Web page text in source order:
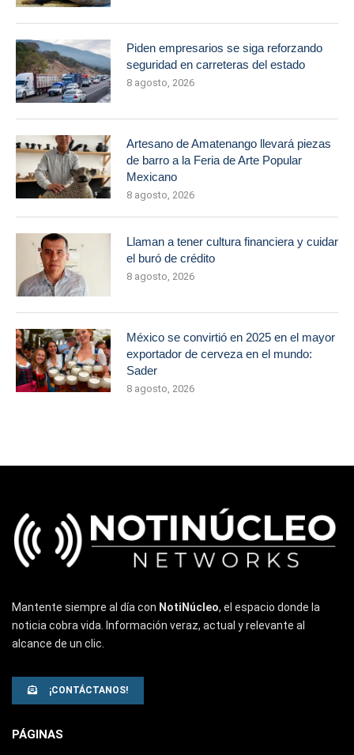
Piden empresarios se siga reforzando
seguridad en carreteras del estado
8 agosto, 2026
Artesano de Amatenango llevará piezas
de barro a la Feria de Arte Popular
Mexicano
8 agosto, 2026
Llaman a tener cultura financiera y cuidar
el buró de crédito
8 agosto, 2026
México se convirtió en 2025 en el mayor
exportador de cerveza en el mundo:
Sader
8 agosto, 2026
Mantente siempre al día con NotiNúcleo, el espacio donde la
noticia cobra vida. Información veraz, actual y relevante al
alcance de un clic.
¡CONTÁCTANOS!
PÁGINAS